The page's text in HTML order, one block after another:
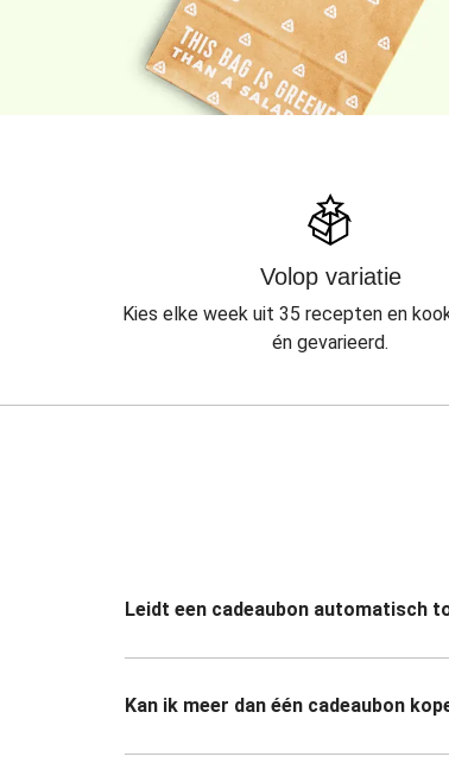
Volop variatie
Kies elke week uit 35 recepten en
én gevarieerd.
Leidt een cadeaubon automatisch
Kan ik meer dan één cadeaubon